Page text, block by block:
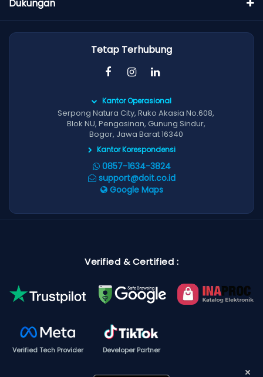
Dukungan
Tetap Terhubung
Kantor Operasional
Serpong Natura City, Ruko Akasia No.608,
Blok NU, Pengasinan, Gunung Sindur,
Bogor, Jawa Barat 16340
Kantor Korespondensi
0857-1634-3824
support@doit.co.id
Google Maps
Verified & Certified :
Verified Tech Provider Developer Partner